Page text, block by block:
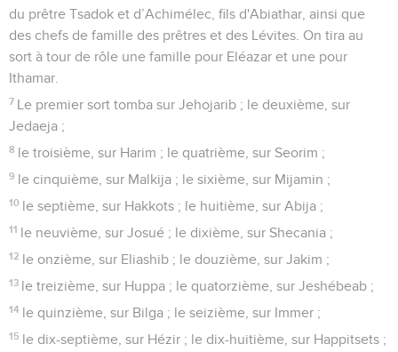
du prêtre Tsadok et d’Achimélec, fils d'Abiathar, ainsi que
des chefs de famille des prêtres et des Lévites. On tira au
sort à tour de rôle une famille pour Eléazar et une pour
Ithamar.
7 Le premier sort tomba sur Jehojarib ; le deuxième, sur
Jedaeja ;
8 le troisième, sur Harim ; le quatrième, sur Seorim ;
9 le cinquième, sur Malkija ; le sixième, sur Mijamin ;
10 le septième, sur Hakkots ; le huitième, sur Abija ;
11 le neuvième, sur Josué ; le dixième, sur Shecania ;
12 le onzième, sur Eliashib ; le douzième, sur Jakim ;
13 le treizième, sur Huppa ; le quatorzième, sur Jeshébeab ;
14 le quinzième, sur Bilga ; le seizième, sur Immer ;
15 le dix-septième, sur Hézir ; le dix-huitième, sur Happitsets ;